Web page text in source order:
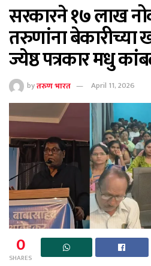
सरकारने १७ लाख
तरुणांना बेकारीच्या
ज्येष्ठ पत्रकार मधु
byतरुण भारत April 11, 2026
0
SHARES